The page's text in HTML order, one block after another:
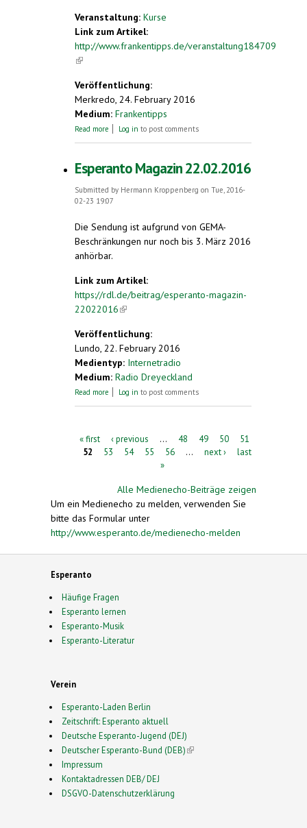
Veranstaltung: Kurse
Link zum Artikel:
http://www.frankentipps.de/veranstaltung184709
(link is external)
Veröffentlichung:
Merkredo, 24. February 2016
Medium: Frankentipps
Read more about Esperanto-Wochenend-Sprachkurs
Log in to post comments
Esperanto Magazin 22.02.2016
Submitted by Hermann Kroppenberg on Tue, 2016-
02-23 19:07
Die Sendung ist aufgrund von GEMA-
Beschränkungen nur noch bis 3. März 2016
anhörbar.
Link zum Artikel:
https://rdl.de/beitrag/esperanto-magazin-
22022016(link is external)
Veröffentlichung:
Lundo, 22. February 2016
Medientyp: Internetradio
Medium: Radio Dreyeckland
Read more about Esperanto Magazin 22.02.2016
Log in to post comments
Pages« first ‹ previous … 48 49 50
51
52
53 54 55 56 … next ›
last
»
Alle Medienecho-Beiträge zeigen
Um ein Medienecho zu melden, verwenden Sie
bitte das Formular unter
http://www.esperanto.de/medienecho-melden
Esperanto
Häufige Fragen
Esperanto lernen
Esperanto-Musik
Esperanto-Literatur
Verein
Esperanto-Laden Berlin
Zeitschrift: Esperanto aktuell
Deutsche Esperanto-Jugend (DEJ)
Deutscher Esperanto-Bund (DEB)(link is external)
Impressum
Kontaktadressen DEB/ DEJ
DSGVO-Datenschutzerklärung